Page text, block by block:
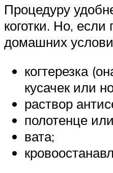
Процедуру
коготки. Но,
домашних
когтерезка
кусачек или
раствор
полотенце
вата;